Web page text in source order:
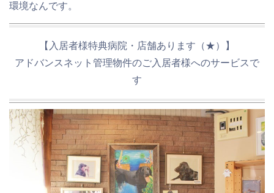
環境なんです。
【入居者様特典病院・店舗あります（★）】
アドバンスネット管理物件のご入居者様へのサービスで
す